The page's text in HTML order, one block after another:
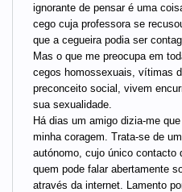
ignorante de pensar é uma
cego cuja professora se
que a cegueira podia ser
Mas o que me preocupa em
cegos homossexuais, vítimas
preconceito social, vivem
sua sexualidade.
Há dias um amigo dizia-me
minha coragem. Trata-se de
autónomo, cujo único contacto
quem pode falar abertamente
através da internet. Lamento